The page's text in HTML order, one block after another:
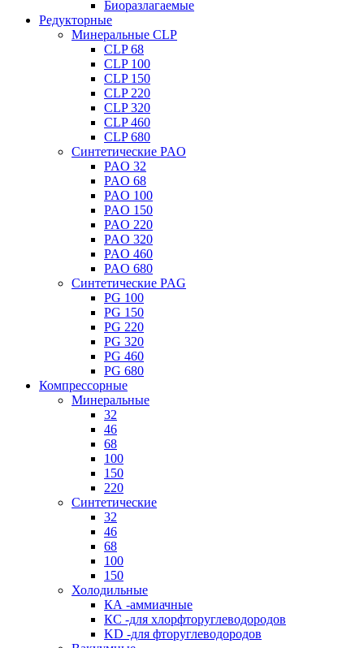
Биоразлагаемые
Редукторные
Минеральные CLP
CLP 68
CLP 100
CLP 150
CLP 220
CLP 320
CLP 460
CLP 680
Синтетические PAO
PAO 32
PAO 68
PAO 100
PAO 150
PAO 220
PAO 320
PAO 460
PAO 680
Синтетические PAG
PG 100
PG 150
PG 220
PG 320
PG 460
PG 680
Компрессорные
Минеральные
32
46
68
100
150
220
Синтетические
32
46
68
100
150
Холодильные
КА -аммиачные
КС -для хлорфторуглеводородов
KD -для фторуглеводородов